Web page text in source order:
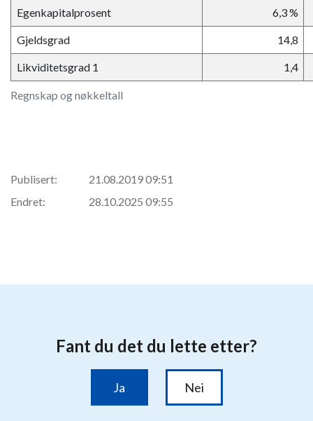
Regnskap og nøkkeltall
Egenkapitalprosent 6,3 %
Gjeldsgrad 14,8
Likviditetsgrad 1 1,4
Publisert:
21.08.2019 09:51
Endret:
28.10.2025 09:55